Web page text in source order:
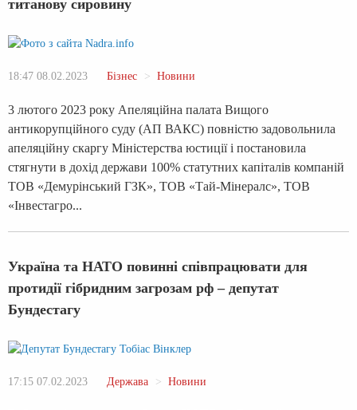
титанову сировину
18:47 08.02.2023 Бізнес Новини
3 лютого 2023 року Апеляційна палата Вищого
антикорупційного суду (АП ВАКС) повністю задовольнила
апеляційну скаргу Міністерства юстиції і постановила
стягнути в дохід держави 100% статутних капіталів компаній
ТОВ «Демурінський ГЗК», ТОВ «Тай-Мінералс», ТОВ
«Інвестагро...
Україна та НАТО повинні співпрацювати для
протидії гібридним загрозам рф – депутат
Бундестагу
17:15 07.02.2023 Держава Новини